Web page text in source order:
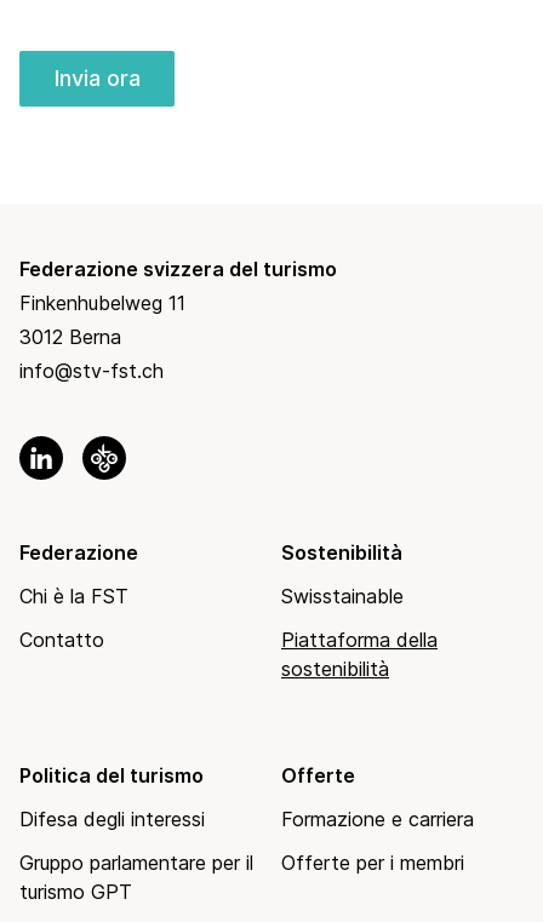
Invia ora
Federazione svizzera del turismo
Finkenhubelweg 11
3012 Berna
info@stv-fst.ch
Federazione
Chi è la FST
Contatto
Sostenibilità
Swisstainable
Piattaforma della
sostenibilità
Politica del turismo
Difesa degli interessi
Gruppo parlamentare per il
turismo GPT
Offerte
Formazione e carriera
Offerte per i membri